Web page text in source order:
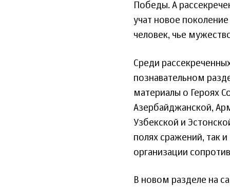
Победы. А
учат новое
человек, чье
Среди
познавательном
материалы о Героях
Азербайджанской,
Узбекской и
полях сражений, так
организации
В новом разделе на